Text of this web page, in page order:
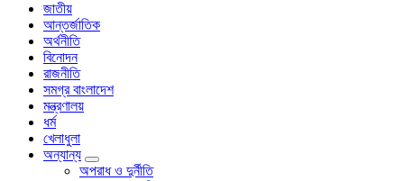
জাতীয়
আন্তর্জাতিক
অর্থনীতি
বিনোদন
রাজনীতি
সমগ্র বাংলাদেশ
মন্ত্রণালয়
ধর্ম
খেলাধুলা
অন্যান্য
অপরাধ ও দুর্নীতি